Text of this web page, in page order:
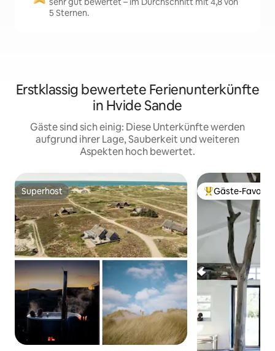
5 Sternen.
Erstklassig bewertete Ferienunterkünfte
in Hvide Sande
Gäste sind sich einig: Diese Unterkünfte werden
aufgrund ihrer Lage, Sauberkeit und weiteren
Aspekten hoch bewertet.
Superhost
Superhost Beliebter Gäste-
Gäste-Favorit